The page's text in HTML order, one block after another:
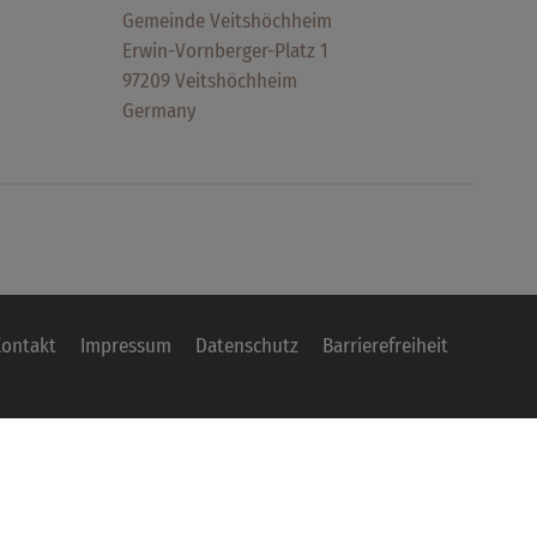
Gemeinde Veitshöchheim
Erwin-Vornberger-Platz 1
97209 Veitshöchheim
Germany
Impressum Datenschutz Barrierefreiheit